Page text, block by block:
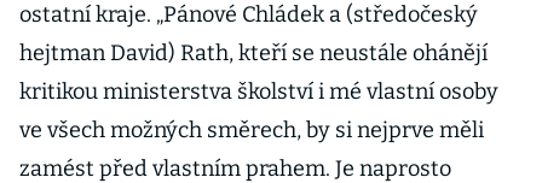
ostatní kraje. „Pánové Chládek a (středočeský
hejtman David) Rath, kteří se neustále ohánějí
kritikou ministerstva školství i mé vlastní osoby
ve všech možných směrech, by si nejprve měli
zamést před vlastním prahem. Je naprosto